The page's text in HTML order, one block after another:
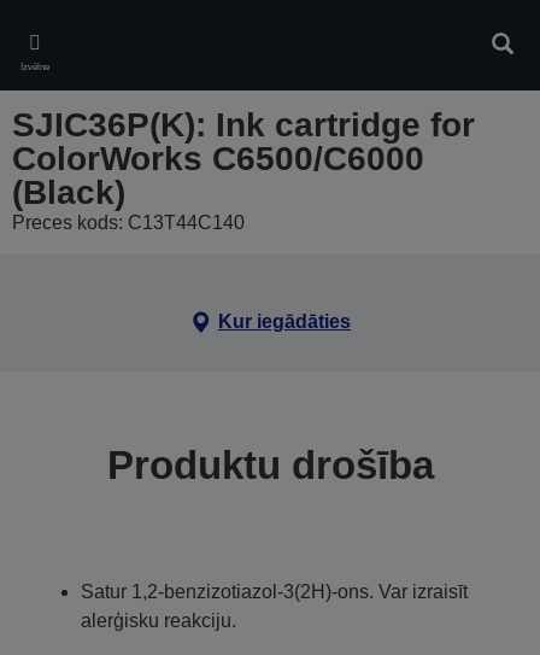
main
content
Izvēlne
SJIC36P(K): Ink cartridge for
ColorWorks C6500/C6000
(Black)
Preces kods: C13T44C140
Kur iegādāties
Produktu drošība
Satur 1,2-benzizotiazol-3(2H)-ons. Var izraisīt
alerģisku reakciju.